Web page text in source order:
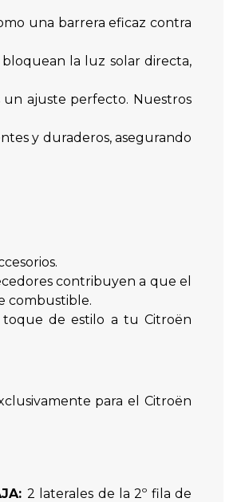
una barrera eficaz contra
la luz solar directa,
un ajuste perfecto. Nuestros
y duraderos, asegurando
contribuyen a que el
combustible.
toque de estilo a tu Citroën
para el Citroën
2 laterales de la 2º fila de